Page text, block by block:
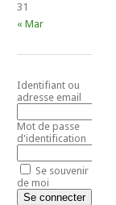
31
« Mar
Identifiant ou
adresse email
Mot de passe
d'identification
Se souvenir
de moi